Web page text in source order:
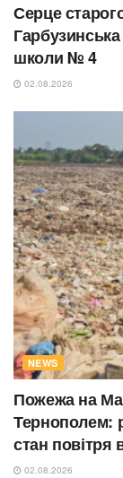
Серце
Гарбузинська
школи № 4
02.08.2026
NEWS
Пожежа на
Тернополем:
стан повітря
02.08.2026